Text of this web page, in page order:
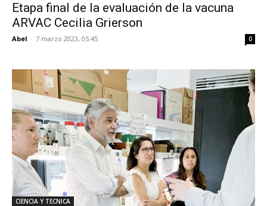
Etapa final de la evaluación de la vacuna
ARVAC Cecilia Grierson
Abel - 7 marzo 2023, 05:45 0
CIENCIA Y TECNICA